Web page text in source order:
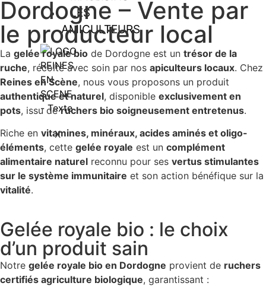
LES
AMICULTEURS
X
Dordogne – Vente par
le producteur local
La gelée royale bio de Dordogne est un trésor de la
ruche, récolté avec soin par nos apiculteurs locaux. Chez
Reines en Scène, nous vous proposons un produit
authentique et naturel, disponible exclusivement en
pots, issu deruchers bio soigneusement entretenus.
Riche en vitamines, minéraux, acides aminés et oligo-
éléments, cette gelée royale est un complément
alimentaire naturel reconnu pour ses vertus stimulantes
sur le système immunitaire et son action bénéfique sur la
vitalité.
Gelée royale bio : le choix
d’un produit sain
Notre gelée royale bio en Dordogne provient de ruchers
certifiés agriculture biologique, garantissant :